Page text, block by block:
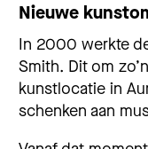
Nieuwe
In 2000 werkte
Smith. Dit om
kunstlocatie in
schenken aan